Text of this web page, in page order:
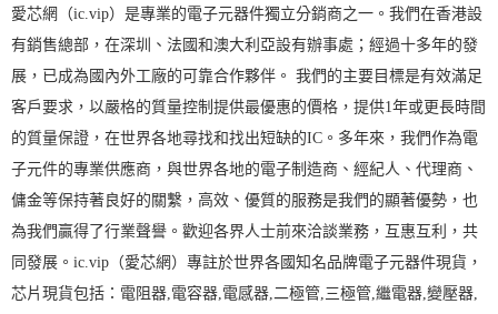
愛芯網（ic.vip）是專業的電子元器件獨立分銷商之一。我們在香港設
有銷售總部，在深圳、法國和澳大利亞設有辦事處；經過十多年的發
展，已成為國內外工廠的可靠合作夥伴。 我們的主要目標是有效滿足
客戶要求，以嚴格的質量控制提供最優惠的價格，提供1年或更長時間
的質量保證，在世界各地尋找和找出短缺的IC。多年來，我們作為電
子元件的專業供應商，與世界各地的電子制造商、經紀人、代理商、
傭金等保持著良好的關繫，高效、優質的服務是我們的顯著優勢，也
為我們贏得了行業聲譽。歡迎各界人士前來洽談業務，互惠互利，共
同發展。ic.vip（愛芯網）專註於世界各國知名品牌電子元器件現貨，
芯片現貨包括：電阻器,電容器,電感器,二極管,三極管,繼電器,變壓器,